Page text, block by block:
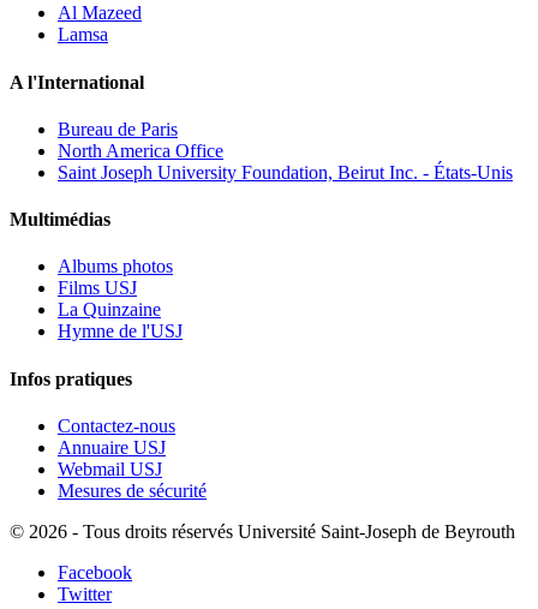
Al Mazeed
Lamsa
A l'International
Bureau de Paris
North America Office
Saint Joseph University Foundation, Beirut Inc. - États-Unis
Multimédias
Albums photos
Films USJ
La Quinzaine
Hymne de l'USJ
Infos pratiques
Contactez-nous
Annuaire USJ
Webmail USJ
Mesures de sécurité
© 2026 - Tous droits réservés Université Saint-Joseph de Beyrouth
Facebook
Twitter